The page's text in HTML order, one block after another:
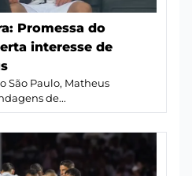
Promessa do
interesse de
São Paulo, Matheus
de...